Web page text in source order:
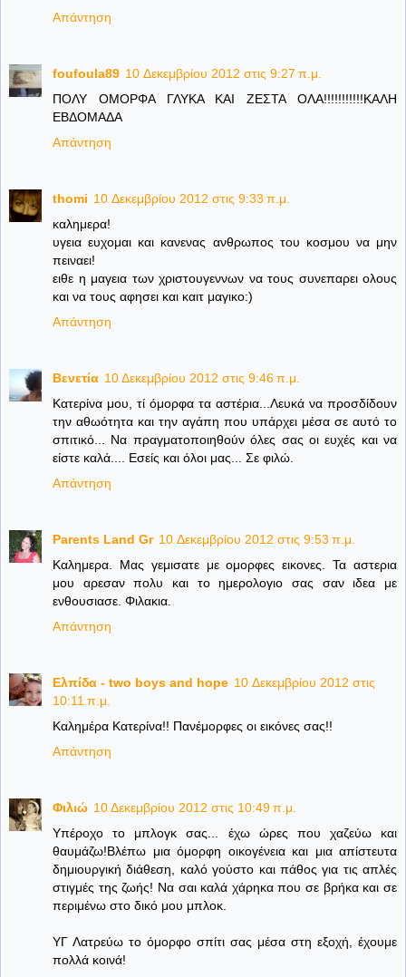
Απάντηση
foufoula89 10 Δεκεμβρίου 2012 στις 9:27 π.μ.
ΠΟΛΥ ΟΜΟΡΦΑ ΓΛΥΚΑ ΚΑΙ ΖΕΣΤΑ ΟΛΑ!!!!!!!!!!!ΚΑΛΗ
ΕΒΔΟΜΑΔΑ
Απάντηση
thomi 10 Δεκεμβρίου 2012 στις 9:33 π.μ.
καλημερα!
υγεια ευχομαι και κανενας ανθρωπος του κοσμου να μην
πειναει!
ειθε η μαγεια των χριστουγεννων να τους συνεπαρει ολους
και να τους αφησει και καιτ μαγικο:)
Απάντηση
Βενετία 10 Δεκεμβρίου 2012 στις 9:46 π.μ.
Κατερίνα μου, τί όμορφα τα αστέρια...Λευκά να προσδίδουν
την αθωότητα και την αγάπη που υπάρχει μέσα σε αυτό το
σπιτικό... Να πραγματοποιηθούν όλες σας οι ευχές και να
είστε καλά.... Εσείς και όλοι μας... Σε φιλώ.
Απάντηση
Parents Land Gr 10 Δεκεμβρίου 2012 στις 9:53 π.μ.
Καλημερα. Μας γεμισατε με ομορφες εικονες. Τα αστερια
μου αρεσαν πολυ και το ημερολογιο σας σαν ιδεα με
ενθουσιασε. Φιλακια.
Απάντηση
Ελπίδα - two boys and hope 10 Δεκεμβρίου 2012 στις
10:11 π.μ.
Καλημέρα Κατερίνα!! Πανέμορφες οι εικόνες σας!!
Απάντηση
Φιλιώ 10 Δεκεμβρίου 2012 στις 10:49 π.μ.
Υπέροχο το μπλογκ σας... έχω ώρες που χαζεύω και
θαυμάζω!Βλέπω μια όμορφη οικογένεια και μια απίστευτα
δημιουργική διάθεση, καλό γούστο και πάθος για τις απλές
στιγμές της ζωής! Να σαι καλά χάρηκα που σε βρήκα και σε
περιμένω στο δικό μου μπλοκ.
ΥΓ Λατρεύω το όμορφο σπίτι σας μέσα στη εξοχή, έχουμε
πολλά κοινά!